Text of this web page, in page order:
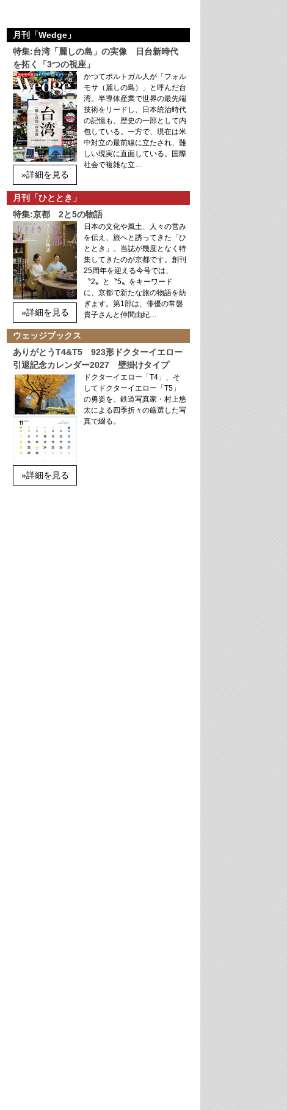
月刊「Wedge」
特集:台湾「麗しの島」の実像 日台新時代
を拓く「3つの視座」
»詳細を見る
かつてポルトガル人が「フォル
モサ（麗しの島）」と呼んだ台
湾。半導体産業で世界の最先端
技術をリードし、日本統治時代
の記憶も、歴史の一部として内
包している。一方で、現在は米
中対立の最前線に立たされ、難
しい現実に直面している。国際
社会で複雑な立…
月刊「ひととき」
特集:京都 2と5の物語
»詳細を見る
日本の文化や風土、人々の営み
を伝え、旅へと誘ってきた「ひ
ととき」。当誌が幾度となく特
集してきたのが京都です。創刊
25周年を迎える今号では、
〝2〟と〝5〟をキーワード
に、京都で新たな旅の物語を紡
ぎます。第1部は、俳優の常盤
貴子さんと仲間由紀…
ウェッジブックス
ありがとうT4&T5 923形ドクターイエロー
引退記念カレンダー2027 壁掛けタイプ
»詳細を見る
ドクターイエロー「T4」、そ
してドクターイエロー「T5」
の勇姿を、鉄道写真家・村上悠
太による四季折々の厳選した写
真で綴る。